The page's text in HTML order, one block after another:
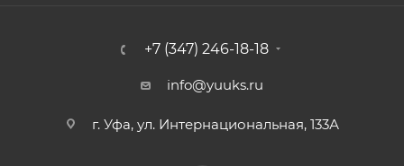
+7 (347) 246-18-18
info@yuuks.ru
г. Уфа, ул. Интернациональная, 133А